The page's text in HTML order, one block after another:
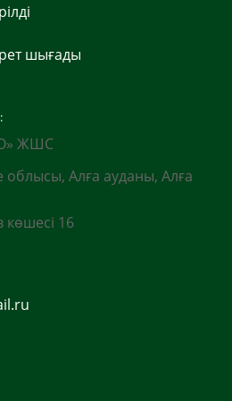
шығады
ЖШС
облысы, Алға ауданы, Алға
көшесі 16